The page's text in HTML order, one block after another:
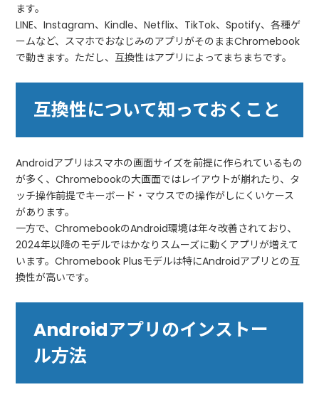
ます。
LINE、Instagram、Kindle、Netflix、TikTok、Spotify、各種ゲ
ームなど、スマホでおなじみのアプリがそのままChromebook
で動きます。ただし、互換性はアプリによってまちまちです。
互換性について知っておくこと
Androidアプリはスマホの画面サイズを前提に作られているもの
が多く、Chromebookの大画面ではレイアウトが崩れたり、タ
ッチ操作前提でキーボード・マウスでの操作がしにくいケース
があります。
一方で、ChromebookのAndroid環境は年々改善されており、
2024年以降のモデルではかなりスムーズに動くアプリが増えて
います。Chromebook Plusモデルは特にAndroidアプリとの互
換性が高いです。
Androidアプリのインストー
ル方法